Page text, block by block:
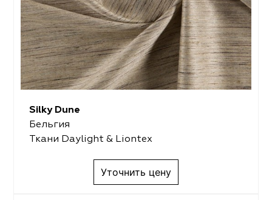
Silky Dune
Бельгия
Ткани Daylight & Liontex
Уточнить цену